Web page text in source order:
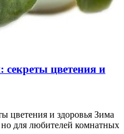
цветения и
цветения и здоровья Зима
но для любителей комнатных